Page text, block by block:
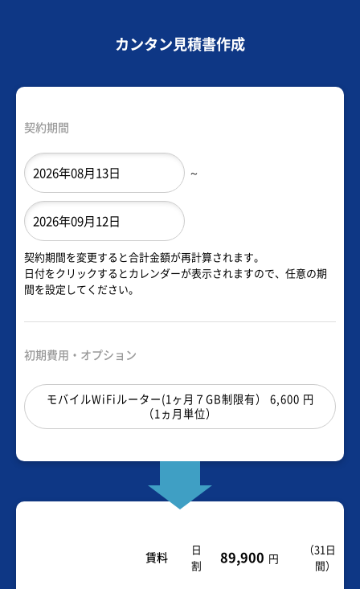
カンタン見積書作成
契約期間
～
契約期間を変更すると合計金額が再計算されます。
日付をクリックするとカレンダーが表示されますので、任意の期
間を設定してください。
初期費用・オプション
モバイルWiFiルーター(1ヶ月７GB制限有） 6,600 円
（1ヵ月単位）
賃料
日
割
89,900 円
（31日
間）